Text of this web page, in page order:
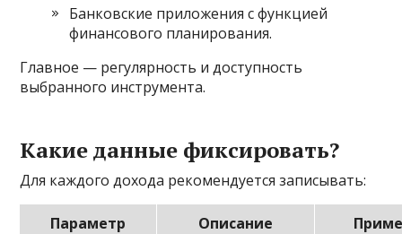
Банковские приложения с функцией
финансового планирования.
Главное — регулярность и доступность
выбранного инструмента.
Какие данные фиксировать?
Для каждого дохода рекомендуется записывать:
Параметр Описание